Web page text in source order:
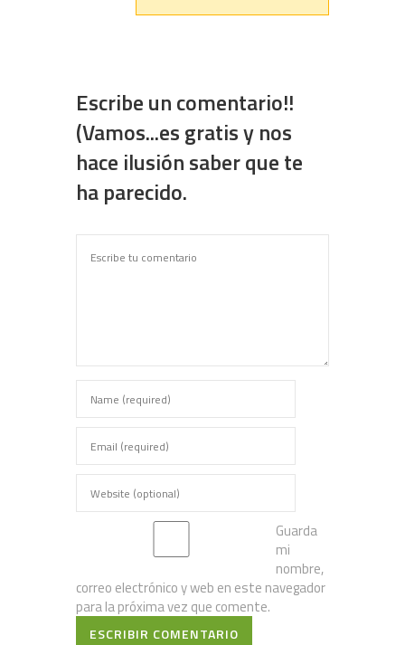
Escribe un comentario!!
(Vamos...es gratis y nos
hace ilusión saber que te
ha parecido.
Guarda
mi
nombre,
correo electrónico y web en este navegador
para la próxima vez que comente.
ESCRIBIR COMENTARIO